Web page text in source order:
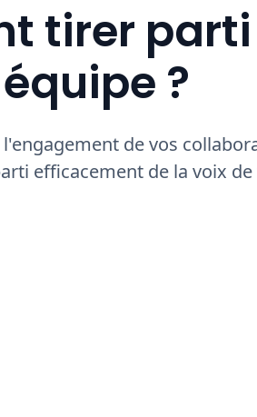
tirer
?
de vos
efficacement de la voix